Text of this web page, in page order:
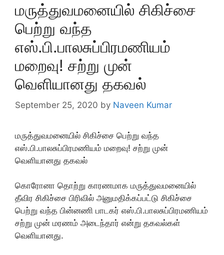
மருத்துவமனையில் சிகிச்சை
பெற்று வந்த
எஸ்.பி.பாலசுப்பிரமணியம்
மறைவு! சற்று முன்
வெளியானது தகவல்
September 25, 2020 by Naveen Kumar
மருத்துவமனையில் சிகிச்சை பெற்று வந்த
எஸ்.பி.பாலசுப்பிரமணியம் மறைவு! சற்று முன்
வெளியானது தகவல்
கொரோனா தொற்று காரணமாக மருத்துவமனையில்
தீவிர சிகிச்சை பிரிவில் அனுமதிக்கப்பட்டு சிகிச்சை
பெற்று வந்த பின்னணி பாடகர் எஸ்.பி.பாலசுப்பிரமணியம்
சற்று முன் மரணம் அடைந்தார் என்று தகவல்கள்
வெளியானது.